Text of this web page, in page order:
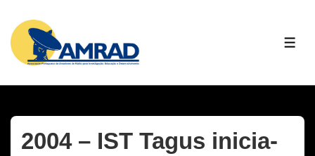
Skip
Content
2004 – IST Tagus inicia-